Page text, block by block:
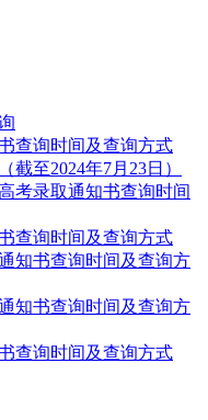
查询时间及查询方式
截至2024年7月23日）
考录取通知书查询时间
查询时间及查询方式
知书查询时间及查询方
知书查询时间及查询方
查询时间及查询方式